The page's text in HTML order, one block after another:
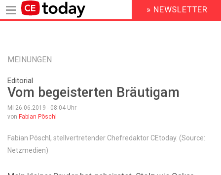
Inhalt
HEADER
MENU
» NEWSLETTER
MEINUNGEN
Editorial
Vom begeisterten Bräutigam
Mi 26.06.2019 - 08:04 Uhr
von Fabian Pöschl
Fabian Pöschl, stellvertretender Chefredaktor CEtoday. (Source:
Netzmedien)